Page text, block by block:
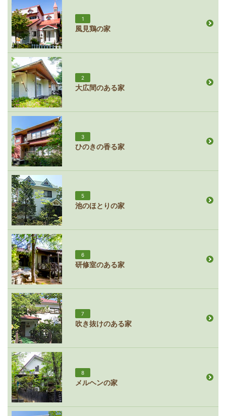
1
風見鶏の家
2
大広間のある家
3
ひのきの香る家
5
池のほとりの家
6
研修室のある家
7
吹き抜けのある家
8
メルヘンの家